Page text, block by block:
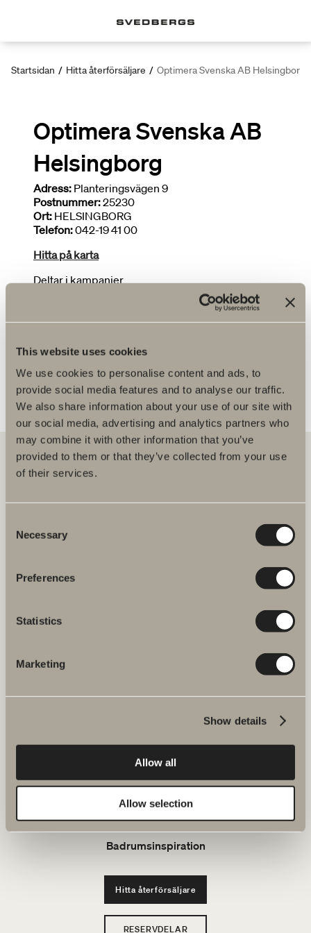
This website uses cookies
We use cookies to personalise content and ads, to
provide social media features and to analyse our traffic.
We also share information about your use of our site with
our social media, advertising and analytics partners who
may combine it with other information that you’ve
provided to them or that they’ve collected from your use
of their services.
Selection
Necessary
Preferences
Statistics
Marketing
Show details
Allow all
Allow selection
Startsidan / Hitta återförsäljare / Optimera Svenska AB Helsingborg
Optimera Svenska AB
Helsingborg
Adress: Planteringsvägen 9
Postnummer:25230
Ort: HELSINGBORG
Telefon:042-19 41 00
Hitta på karta
Deltar i kampanjer
tvättställ och blandare till duschar, badkar, handdukstorkar och WC.
Svedbergs i Dalstorp AB
Klicka här för att komma till
Serier
Ritverktyg
Badrumsinspiration
Hitta återförsäljare
RESERVDELAR